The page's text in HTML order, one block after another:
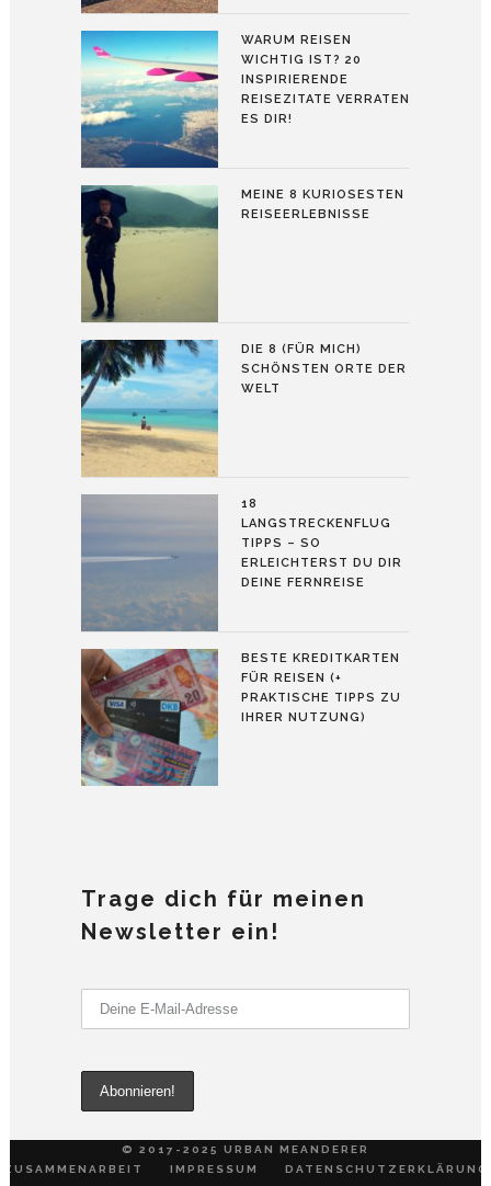
WARUM REISEN
WICHTIG IST? 20
INSPIRIERENDE
REISEZITATE VERRATEN
ES DIR!
MEINE 8 KURIOSESTEN
REISEERLEBNISSE
DIE 8 (FÜR MICH)
SCHÖNSTEN ORTE DER
WELT
18
LANGSTRECKENFLUG
TIPPS – SO
ERLEICHTERST DU DIR
DEINE FERNREISE
BESTE KREDITKARTEN
FÜR REISEN (+
PRAKTISCHE TIPPS ZU
IHRER NUTZUNG)
Trage dich für meinen
Newsletter ein!
© 2017-2025 URBAN MEANDERER
ZUSAMMENARBEIT
IMPRESSUM DATENSCHUTZERKLÄRUNG